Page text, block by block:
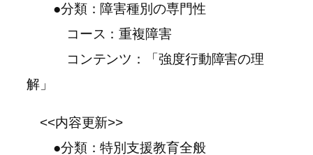
●分類：障害種別の専門性
コース：重複障害
コンテンツ：「強度行動障害の理
解」
<<内容更新>>
●分類：特別支援教育全般